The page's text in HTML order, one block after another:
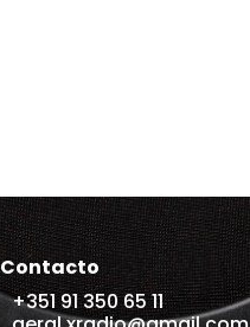
Contacto
+351 91 350 65 11